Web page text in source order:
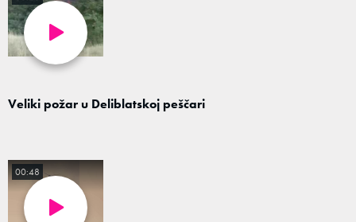
Veliki požar u Deliblatskoj peščari
00:48